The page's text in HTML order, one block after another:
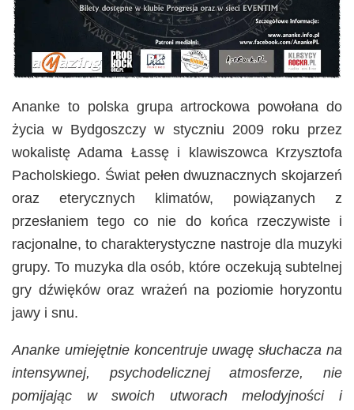
Ananke to polska grupa artrockowa powołana do
życia w Bydgoszczy w styczniu 2009 roku przez
wokalistę Adama Łassę i klawiszowca Krzysztofa
Pacholskiego. Świat pełen dwuznacznych skojarzeń
oraz eterycznych klimatów, powiązanych z
przesłaniem tego co nie do końca rzeczywiste i
racjonalne, to charakterystyczne nastroje dla muzyki
grupy. To muzyka dla osób, które oczekują subtelnej
gry dźwięków oraz wrażeń na poziomie horyzontu
jawy i snu.
Ananke umiejętnie koncentruje uwagę słuchacza na
intensywnej, psychodelicznej atmosferze, nie
pomijając w swoich utworach melodyjności i